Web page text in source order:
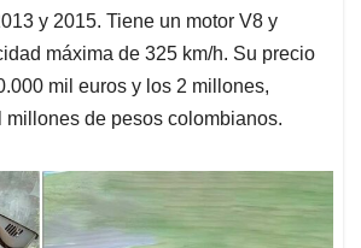
y 2015. Tiene un motor V8 y
máxima de 325 km/h. Su precio
mil euros y los 2 millones,
millones de pesos colombianos.